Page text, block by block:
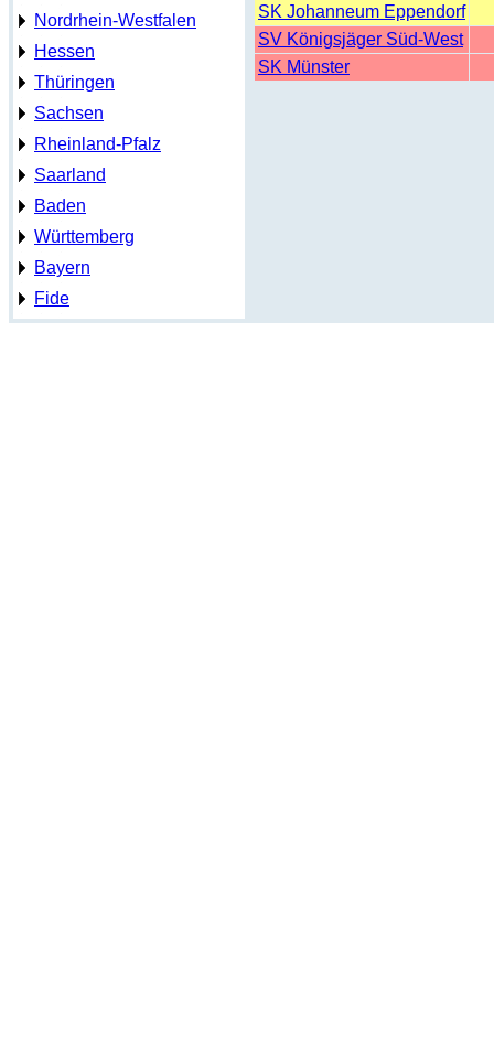
Nordrhein-Westfalen
Hessen
Thüringen
Sachsen
Rheinland-Pfalz
Saarland
Baden
Württemberg
Bayern
Fide
SK Johanneum Eppendorf
SV Königsjäger Süd-West
SK Münster